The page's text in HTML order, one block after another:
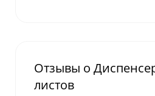
Отзывы о
листов